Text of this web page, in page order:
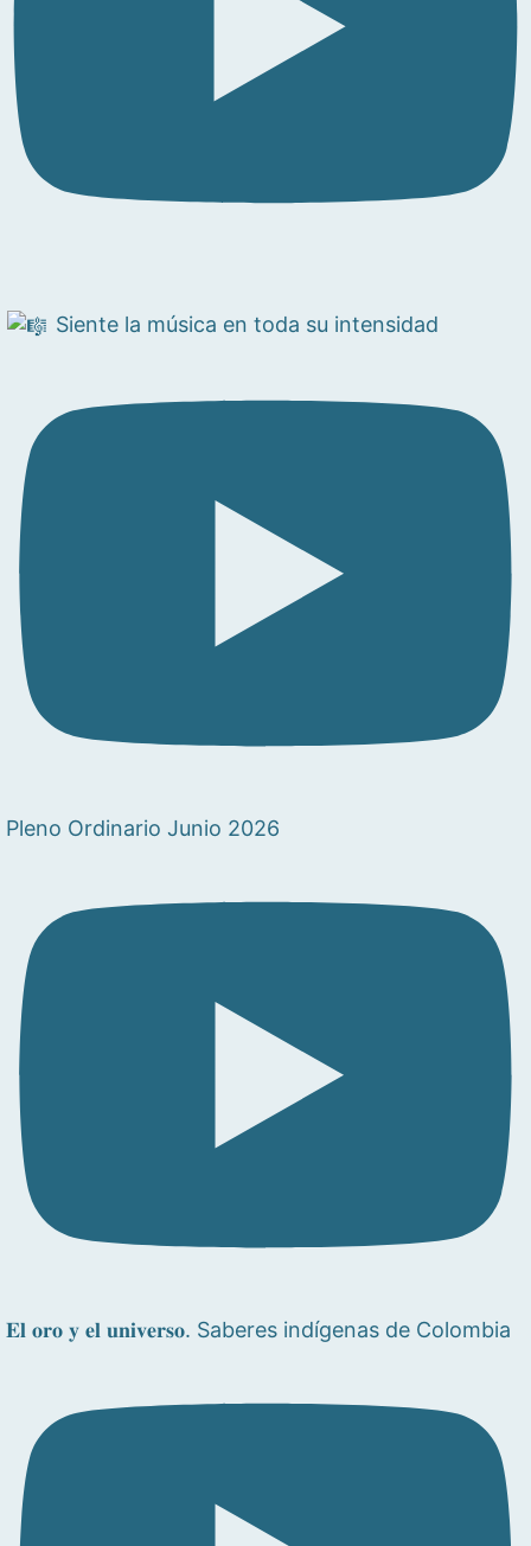
Siente la música en toda su intensidad
Pleno Ordinario Junio 2026
𝐄𝐥 𝐨𝐫𝐨 𝐲 𝐞𝐥 𝐮𝐧𝐢𝐯𝐞𝐫𝐬𝐨. Saberes indígenas de Colombia